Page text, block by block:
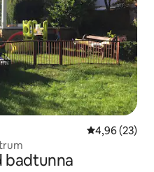
4,96 av 5 i
4,96 (23)
badtunna